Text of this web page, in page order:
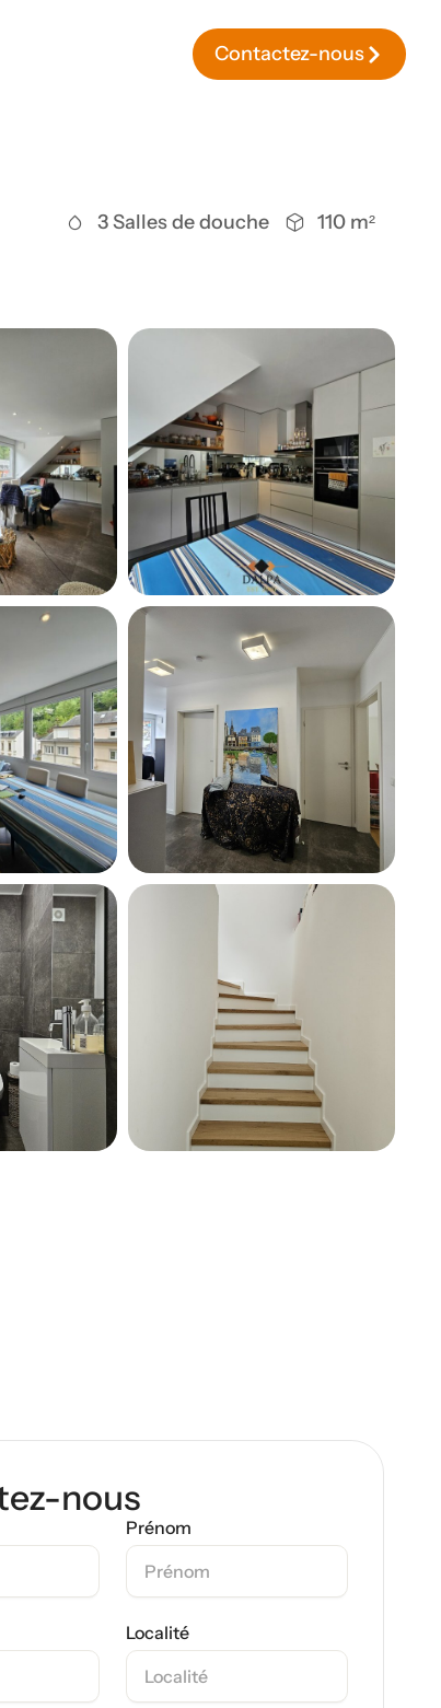
Contactez-nous
3 Salles de douche 110 m²
nous
Prénom
Localité